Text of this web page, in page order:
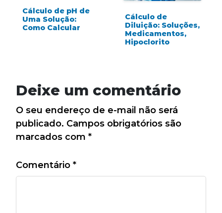
Cálculo de pH de
Uma Solução:
Como Calcular
Cálculo de
Diluição: Soluções,
Medicamentos,
Hipoclorito
Deixe um comentário
O seu endereço de e-mail não será
publicado. Campos obrigatórios são
marcados com *
Comentário *